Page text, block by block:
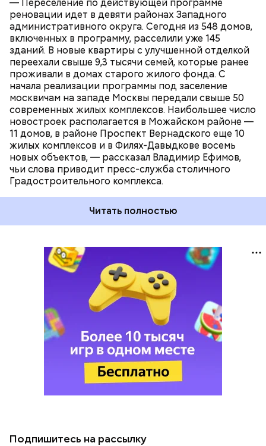
— Переселение по действующей программе
реновации идет в девяти районах Западного
административного округа. Сегодня из 548 домов,
включенных в программу, расселили уже 145
зданий. В новые квартиры с улучшенной отделкой
переехали свыше 9,3 тысячи семей, которые ранее
проживали в домах старого жилого фонда. С
начала реализации программы под заселение
москвичам на западе Москвы передали свыше 50
современных жилых комплексов. Наибольшее число
новостроек располагается в Можайском районе —
11 домов, в районе Проспект Вернадского еще 10
жилых комплексов и в Филях-Давыдкове восемь
новых объектов, — рассказал Владимир Ефимов,
чьи слова приводит пресс-служба столичного
Градостроительного комплекса.
необходимой инфраструктурой.
Читать полностью
Подпишитесь на рассылку